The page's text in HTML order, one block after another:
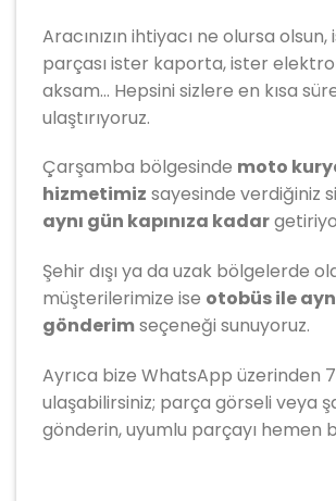
Aracınızın ihtiyacı ne olursa
parçası ister kaporta, ister
aksam… Hepsini sizlere en kısa
ulaştırıyoruz.
Çarşamba bölgesinde moto
hizmetimiz sayesinde verdiğiniz
aynı gün kapınıza kadar
Şehir dışı ya da uzak bölgelerde
müşterilerimize ise otobüs ile
gönderimseçeneği sunuyoruz.
Ayrıca bize WhatsApp üzerinden
ulaşabilirsiniz; parça görseli veya
gönderin, uyumlu parçayı hemen